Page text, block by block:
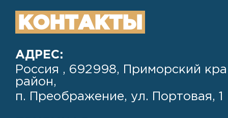
КОНТАКТЫ
АДРЕС:
Россия , 692998, Приморский
район,
п. Преображение, ул. Портовая, 1